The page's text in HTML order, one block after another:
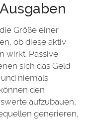
Größe einer
ob diese aktiv
wirkt. Passive
sich das Geld
niemals
den
aufzubauen,
generieren,